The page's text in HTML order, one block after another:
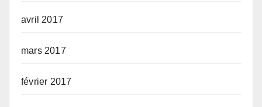
avril 2017
mars 2017
février 2017